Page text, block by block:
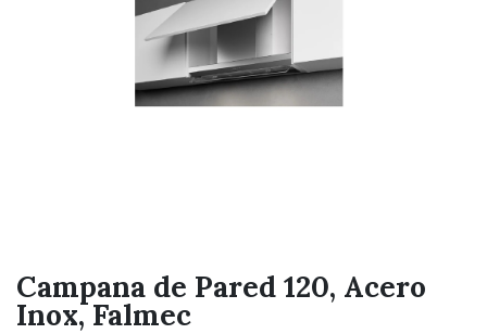
Campana de Pared 120, Acero
Inox, Falmec